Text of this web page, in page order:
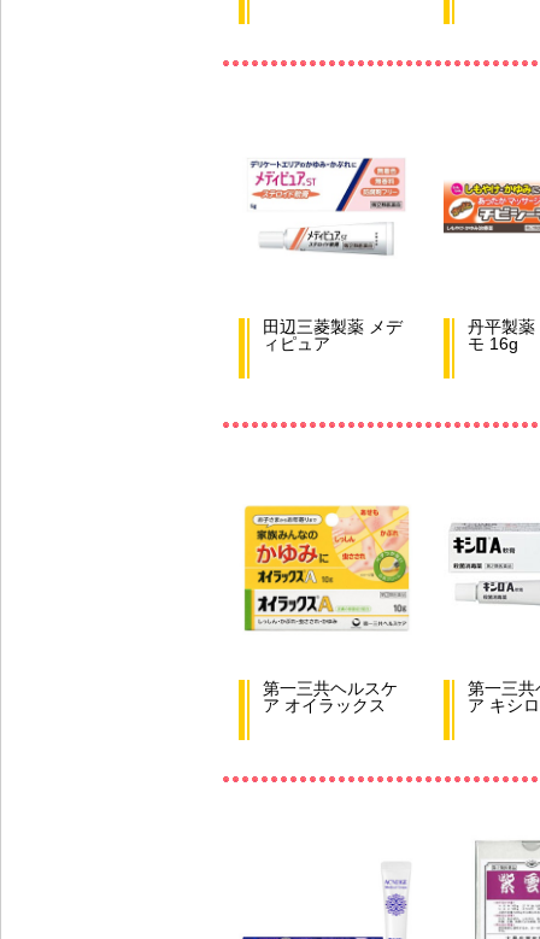
田辺三菱製薬 メデ
ィピュア
丹平製薬
モ 16g
第一三共ヘルスケ
ア オイラックス
第一三共
ア キシ